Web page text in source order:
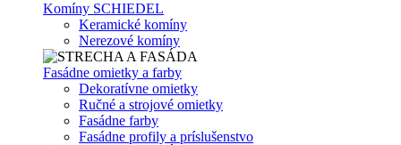
Komíny SCHIEDEL
Keramické komíny
Nerezové komíny
Fasádne omietky a farby
Dekoratívne omietky
Ručné a strojové omietky
Fasádne farby
Fasádne profily a príslušenstvo